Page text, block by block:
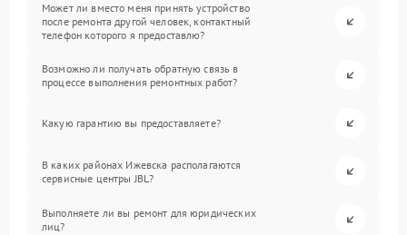
Может ли вместо меня принять устройство
после ремонта другой человек, контактный
телефон которого я предоставлю?
Возможно ли получать обратную связь в
процессе выполнения ремонтных работ?
Какую гарантию вы предоставляете?
В каких районах Ижевска располагаются
сервисные центры JBL?
Выполняете ли вы ремонт для юридических
лиц?